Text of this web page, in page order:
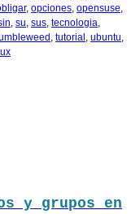
, opciones opensuse
su sus tecnologia
tutorial ubuntu
y grupos en